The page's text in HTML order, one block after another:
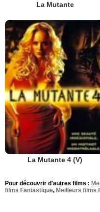
La Mutante
La Mutante 4 (V)
Pour découvrir d'autres films :
films Fantastique, Meilleurs films